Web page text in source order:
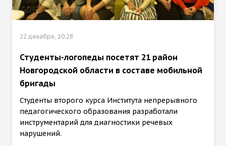
22 декабря, 10:28
Студенты-логопеды посетят 21 район
Новгородской области в составе мобильной
бригады
Студенты второго курса Института непрерывного
педагогического образования разработали
инструментарий для диагностики речевых
нарушений.